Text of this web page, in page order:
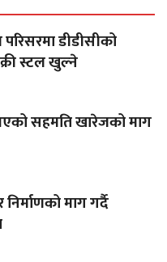
डीडीसीको
स्टल खुल्ने
सहमति खारेजको माग
माग गर्दै